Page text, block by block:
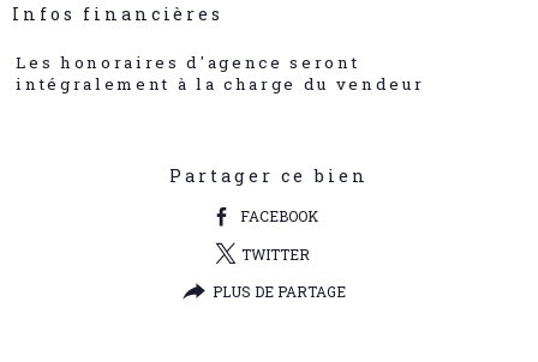
Infos financières
Caractéristiques Valeurs
Les honoraires d'agence seront
intégralement à la charge du vendeur
Partager ce bien
FACEBOOK
TWITTER
PLUS DE PARTAGE